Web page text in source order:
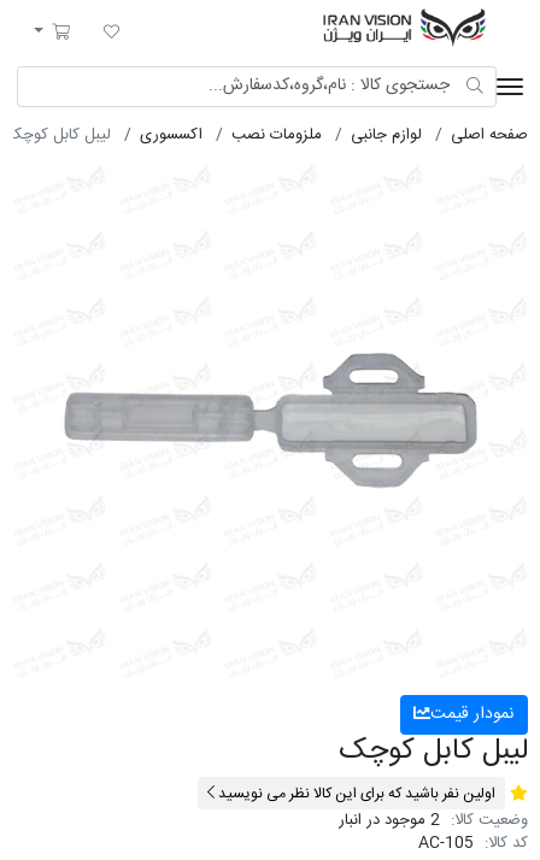
لیست مورد علاقه
سبد خرید
صفحه اصلی لوازم جانبی ملزومات نصب اکسسوری لیبل کابل کوچک
نمودار قیمت
لیبل کابل کوچک
اولین نفر باشید که برای این کالا نظر می نویسید
وضعیت کالا: 2 موجود در انبار
کد کالا: AC-105